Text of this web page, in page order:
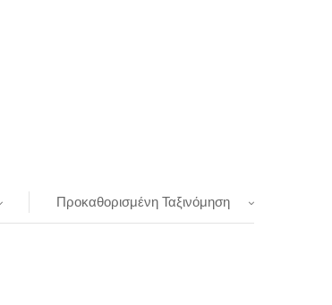
Προκαθορισμένη Ταξινόμηση